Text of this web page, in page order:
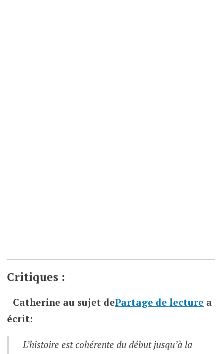
Critiques :
Catherine au sujet dePartage de lecture a
écrit:
L’histoire est cohérente du début jusqu’à la